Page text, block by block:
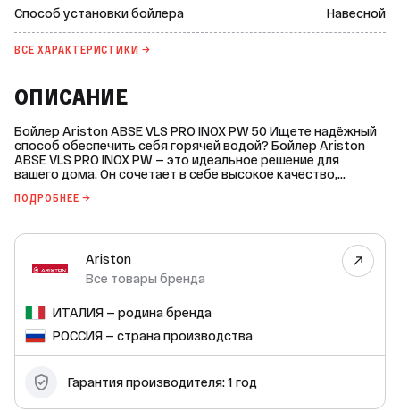
Способ установки бойлера Навесной
ВСЕ ХАРАКТЕРИСТИКИ →
ОПИСАНИЕ
Бойлер Ariston ABSE VLS PRO INOX PW 50 Ищете надёжный
способ обеспечить себя горячей водой? Бойлер Ariston
ABSE VLS PRO INOX PW — это идеальное решение для
вашего дома. Он сочетает в себе высокое качество,
характеристики: * Объём: 50 литров. * Вид ТЭНа: мокрый. *
нержавеющая сталь. * Способ установки: настенный. *
Подключение бойлера: нижнее. * Ширина бойлера: 511 мм. *
Высота бойлера: 787 мм. * Глубина бойлера: 275 мм.
Бойлер Ariston ABSE VLS PRO INOX PW обеспечивает
быстрый и эффективный нагрев воды, а его компактный
размер позволяет установить его даже в небольших
помещениях. Благодаря плоскому дизайну и настенному
способу установки, он не занимает много места и легко
вписывается в любой интерьер. Покрытие внутреннего
бака из нержавеющей стали обеспечивает долговечность
и надёжность работы бойлера. А мокрый ТЭН гарантирует
высокую эффективность нагрева воды. Не упустите
возможность приобрести надёжный и качественный
ПОДРОБНЕЕ →
Ariston
Все товары бренда
ИТАЛИЯ — родина бренда
РОССИЯ — страна производства
Гарантия производителя: 1 год